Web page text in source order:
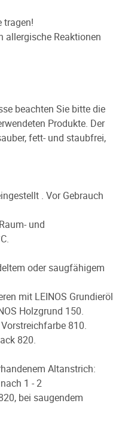
tragen!
allergische Reaktionen
beachten Sie bitte die
Produkte. Der
fett- und staubfrei,
. Vor Gebrauch
und
oder saugfähigem
mit LEINOS Grundieröl
Holzgrund 150.
810.
820.
Altanstrich:
1 - 2
bei saugendem